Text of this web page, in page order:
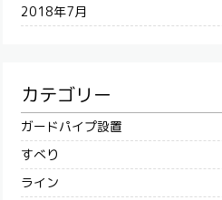
2018年7月
カテゴリー
ガードパイプ設置
すべり
ライン